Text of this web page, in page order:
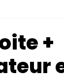
+